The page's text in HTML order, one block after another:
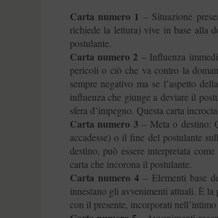
Carta numero 1 – Situazione
richiede la lettura) vive in base alla
postulante.
Carta numero 2 – Influenza
pericoli o ciò che va contro la
sempre negativo ma se l’aspetto
influenza che giunge a deviare il
sfera d’impegno. Questa carta
Carta numero 3 – Meta o destino:
accadesse) o il fine del postulante
destino, può essere interpretata
carta che incorona il postulante.
Carta numero 4 – Elementi base
innestano gli avvenimenti attuali. È
con il presente, incorporati nell’intimo